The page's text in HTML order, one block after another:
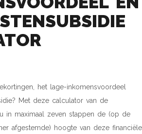
het lage-inkomensvoordeel
Met deze calculator van de
in maximaal zeven stappen de (op de
afgestemde) hoogte van deze financiële